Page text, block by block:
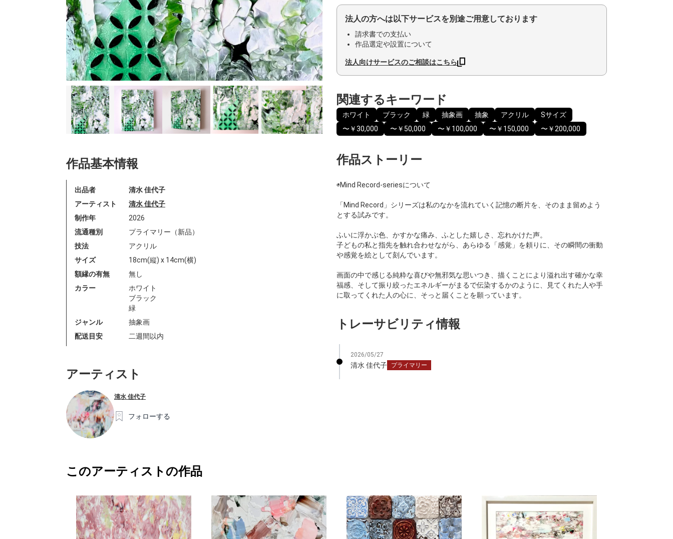
作品基本情報
出品者
清水 佳代子
アーティスト
清水 佳代子
制作年
2026
流通種別
プライマリー（新品）
技法
アクリル
サイズ
18cm(縦) x 14cm(横)
額縁の有無
無し
カラー
ホワイト
ブラック
緑
ジャンル
抽象画
配送目安
二週間以内
アーティスト
清水 佳代子
フォローする
法人の方へは以下サービスを別途ご用意しております
請求書での支払い
作品選定や設置について
法人向けサービスのご相談はこちら
関連するキーワード
ホワイト ブラック 緑 抽象画 抽象 アクリル
Sサイズ
〜￥30,000
〜￥50,000 〜￥100,000 〜￥150,000 〜￥200,000
作品ストーリー
◉Mind Record-seriesについて
「Mind Record」シリーズは私のなかを流れていく記憶の断片を、そのまま留めよう
とする試みです。
ふいに浮かぶ色、かすかな痛み、ふとした嬉しさ、忘れかけた声。
子どもの私と指先を触れ合わせながら、あらゆる「感覚」を頼りに、その瞬間の衝動
や感覚を絵として刻んでいます。
画面の中で感じる純粋な喜びや無邪気な思いつき、描くことにより溢れ出す確かな幸
福感、そして振り絞ったエネルギーがまるで伝染するかのように、見てくれた人や手
に取ってくれた人の心に、そっと届くことを願っています。
トレーサビリティ情報
2026/05/27
清水 佳代子 プライマリー
このアーティストの作品